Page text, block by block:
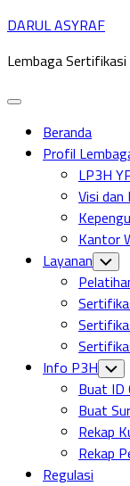
Skip
content
DARUL ASYRAF
Lembaga Sertifikasi
Expand
Beranda
Profil
LP3H
Visi dan
Kantor
Layanan Toggle
Child
Menu
Info P3H
Child
Buat ID
Buat
Rekap
Rekap
Regulasi